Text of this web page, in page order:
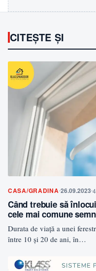
CITEȘTE ȘI
CASA/GRADINA 26.09.2023
Când trebuie să
cele mai comune
Durata de viață a unei
între 10 și 20 de ani, în…